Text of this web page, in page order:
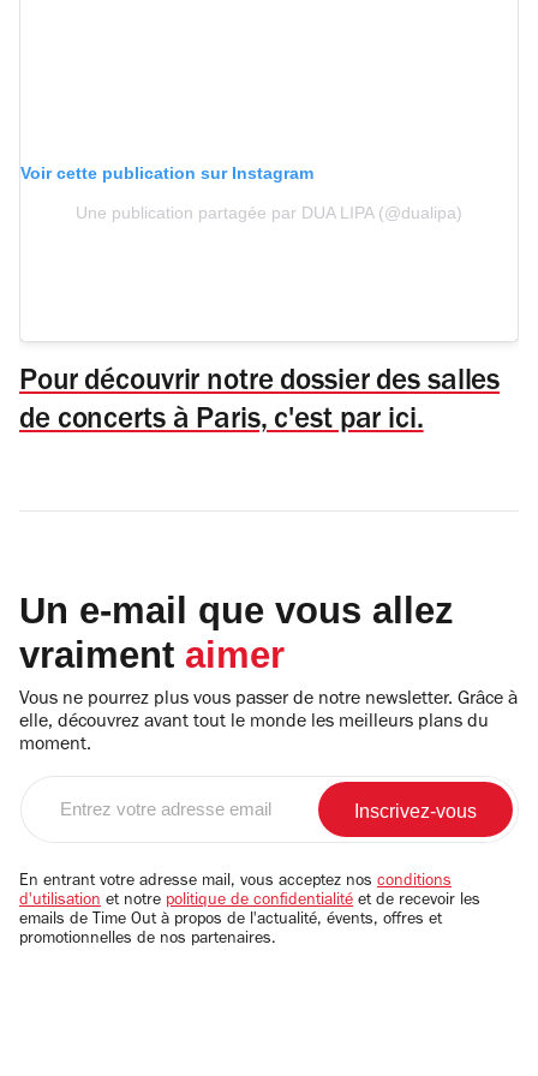
Voir cette publication sur Instagram
Une publication partagée par DUA LIPA (@dualipa)
Pour découvrir notre dossier des salles
de concerts à Paris, c'est par ici.
Un e-mail que vous allez
vraiment aimer
Vous ne pourrez plus vous passer de notre newsletter. Grâce à
elle, découvrez avant tout le monde les meilleurs plans du
moment.
email
En entrant votre adresse mail, vous acceptez nos conditions
d'utilisation et notre politique de confidentialité et de recevoir les
emails de Time Out à propos de l'actualité, évents, offres et
promotionnelles de nos partenaires.